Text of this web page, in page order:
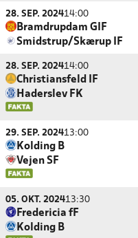
28. SEP. 202414:00
Bramdrupdam GIF
Smidstrup/Skærup IF
28. SEP. 202414:00
Christiansfeld IF
Haderslev FK
29. SEP. 202413:00
Kolding B
Vejen SF
05. OKT. 202413:30
Fredericia fF
Kolding B